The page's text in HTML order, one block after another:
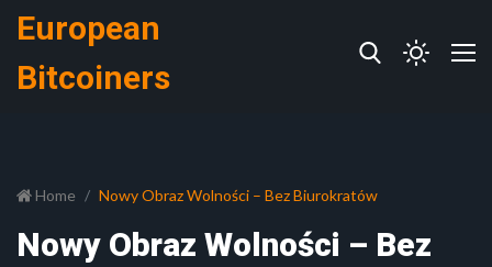
European
Bitcoiners
Home Nowy Obraz Wolności – Bez Biurokratów
Nowy Obraz Wolności – Bez